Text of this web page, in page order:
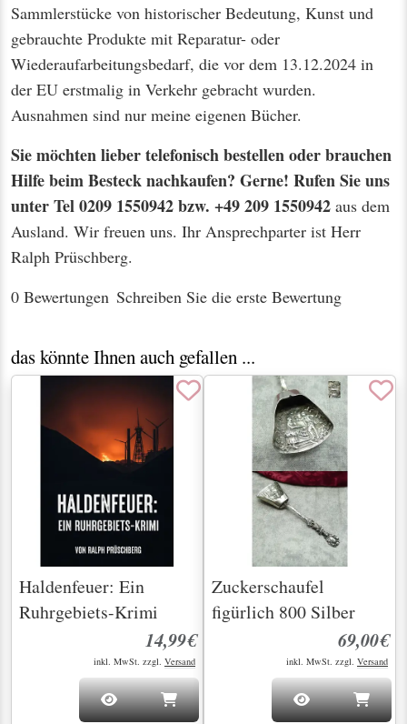
Sammlerstücke von historischer Bedeutung, Kunst und
gebrauchte Produkte mit Reparatur- oder
Wiederaufarbeitungsbedarf, die vor dem 13.12.2024 in
der EU erstmalig in Verkehr gebracht wurden.
Ausnahmen sind nur meine eigenen Bücher.
Sie möchten lieber telefonisch bestellen oder brauchen
Hilfe beim Besteck nachkaufen? Gerne! Rufen Sie uns
unter Tel 0209 1550942 bzw. +49 209 1550942 aus dem
Ausland. Wir freuen uns. Ihr Ansprechparter ist Herr
Ralph Prüschberg.
0 Bewertungen Schreiben Sie die erste Bewertung
das könnte Ihnen auch gefallen ...
Haldenfeuer: Ein
Ruhrgebiets-Krimi
14,99€
inkl. MwSt. zzgl. Versand
Zuckerschaufel
figürlich 800 Silber
69,00€
inkl. MwSt. zzgl. Versand